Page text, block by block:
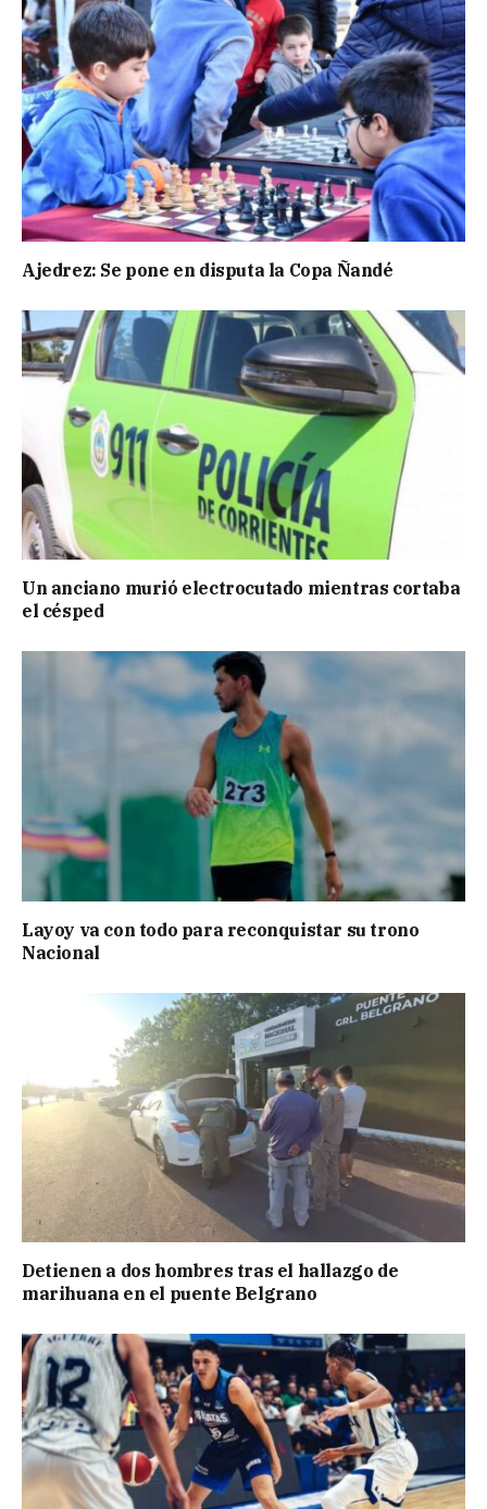
Ajedrez: Se pone en disputa la Copa Ñandé
Un anciano murió electrocutado mientras cortaba
el césped
Layoy va con todo para reconquistar su trono
Nacional
Detienen a dos hombres tras el hallazgo de
marihuana en el puente Belgrano